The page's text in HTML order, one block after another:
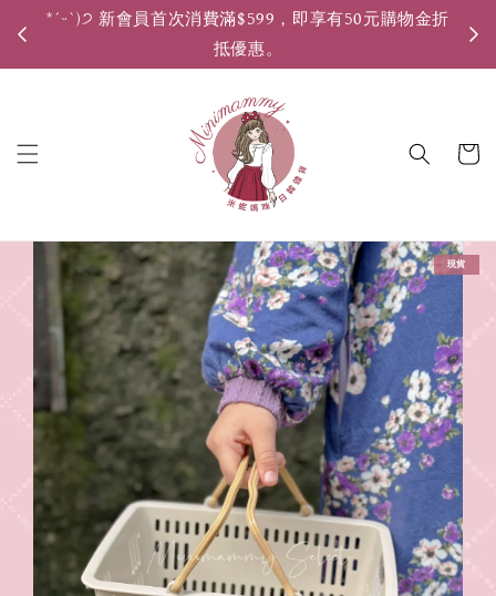
*ˊᵕˋ)੭ 新會員首次消費滿$599，即享有50元購物金折
抵優惠。
現貨